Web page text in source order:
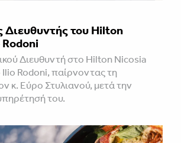
Διευθυντής του Hilton
Διευθυντή στο Hilton Nicosia
Rodoni, παίρνοντας τη
κ. Εύρο Στυλιανού, μετά την
του.